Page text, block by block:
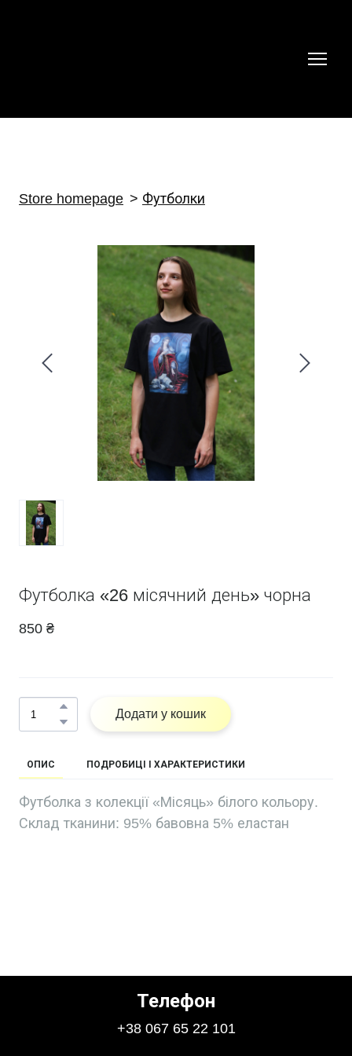
Store homepage Футболки
Футболка «26 місячний день» чорна
850 ₴
Додати у кошик
ОПИС ПОДРОБИЦІ І ХАРАКТЕРИСТИКИ
Футболка з колекції «Місяць» білого кольору.
Склад тканини: 95% бавовна 5% еластан
Телефон
+38 067 65 22 101